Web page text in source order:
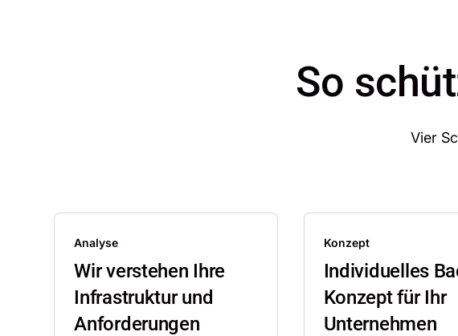
So
Vier
Analyse
Wir verstehen Ihre
Infrastruktur und
Anforderungen
Konzept
Individuelles
Konzept für Ihr
Unternehmen